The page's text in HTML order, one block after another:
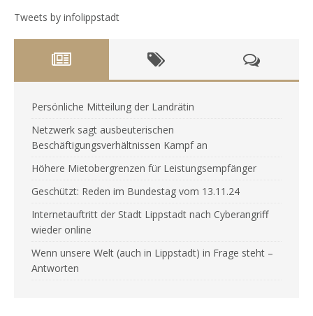
Tweets by infolippstadt
Persönliche Mitteilung der Landrätin
Netzwerk sagt ausbeuterischen
Beschäftigungsverhältnissen Kampf an
Höhere Mietobergrenzen für Leistungsempfänger
Geschützt: Reden im Bundestag vom 13.11.24
Internetauftritt der Stadt Lippstadt nach Cyberangriff
wieder online
Wenn unsere Welt (auch in Lippstadt) in Frage steht –
Antworten